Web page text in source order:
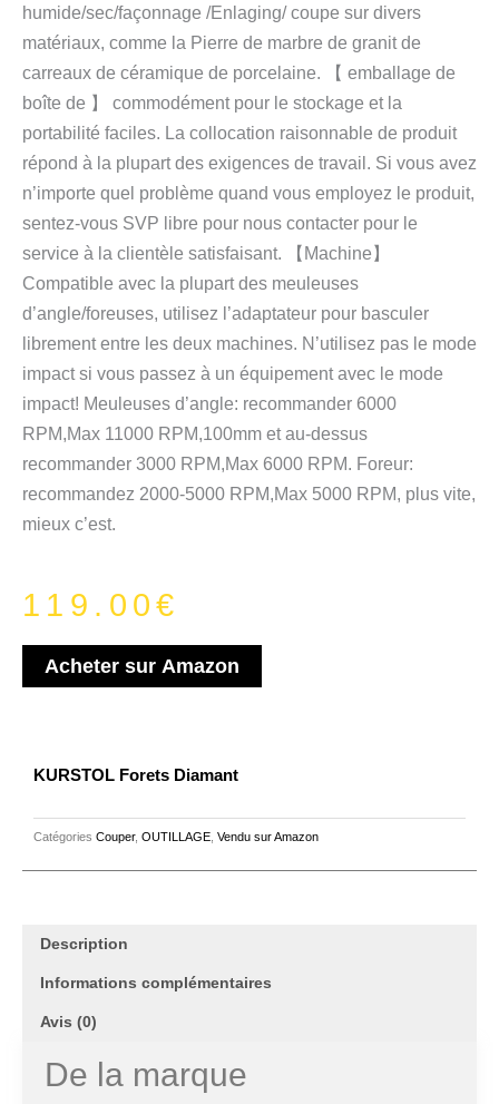
humide/sec/façonnage /Enlaging/ coupe sur divers
matériaux, comme la Pierre de marbre de granit de
carreaux de céramique de porcelaine. 【 emballage de
boîte de 】 commodément pour le stockage et la
portabilité faciles. La collocation raisonnable de produit
répond à la plupart des exigences de travail. Si vous avez
n’importe quel problème quand vous employez le produit,
sentez-vous SVP libre pour nous contacter pour le
service à la clientèle satisfaisant. 【Machine】
Compatible avec la plupart des meuleuses
d’angle/foreuses, utilisez l’adaptateur pour basculer
librement entre les deux machines. N’utilisez pas le mode
impact si vous passez à un équipement avec le mode
impact! Meuleuses d’angle: recommander 6000
RPM,Max 11000 RPM,100mm et au-dessus
recommander 3000 RPM,Max 6000 RPM. Foreur:
recommandez 2000-5000 RPM,Max 5000 RPM, plus vite,
mieux c’est.
119.00€
Acheter sur Amazon
KURSTOL Forets Diamant
Catégories Couper, OUTILLAGE Vendu sur Amazon
Description
Informations complémentaires
Avis (0)
De la marque